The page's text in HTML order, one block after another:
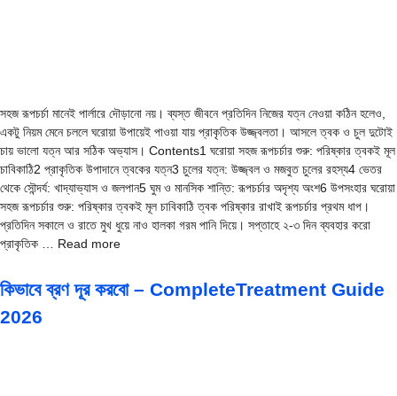
সহজ রূপচর্চা মানেই পার্লারে দৌড়ানো নয়। ব্যস্ত জীবনে প্রতিদিন নিজের যত্ন নেওয়া কঠিন হলেও,
একটু নিয়ম মেনে চললে ঘরোয়া উপায়েই পাওয়া যায় প্রাকৃতিক উজ্জ্বলতা। আসলে ত্বক ও চুল দুটোই
চায় ভালো যত্ন আর সঠিক অভ্যাস। Contents1 ঘরোয়া সহজ রূপচর্চার শুরু: পরিষ্কার ত্বকই মূল
চাবিকাঠি2 প্রাকৃতিক উপাদানে ত্বকের যত্ন3 চুলের যত্ন: উজ্জ্বল ও মজবুত চুলের রহস্য4 ভেতর
থেকে সৌন্দর্য: খাদ্যাভ্যাস ও জলপান5 ঘুম ও মানসিক শান্তি: রূপচর্চার অদৃশ্য অংশ6 উপসংহার ঘরোয়া
সহজ রূপচর্চার শুরু: পরিষ্কার ত্বকই মূল চাবিকাঠি ত্বক পরিষ্কার রাখাই রূপচর্চার প্রথম ধাপ।
প্রতিদিন সকালে ও রাতে মুখ ধুয়ে নাও হালকা গরম পানি দিয়ে। সপ্তাহে ২-৩ দিন ব্যবহার করো
প্রাকৃতিক … Read more
কিভাবে ব্রণ দূর করবো – CompleteTreatment Guide
2026